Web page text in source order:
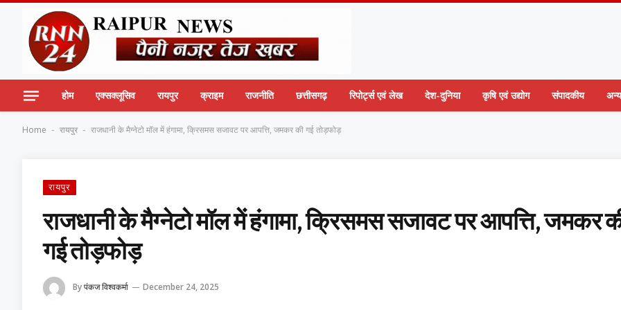
होम एक्सक्लूसिव रायपुर क्राइम राजनीति छत्तीसगढ़ रिपोर्ट्स एवं लेख देश-दुनिया कृषि एवं उद्योग संपादकीय अन्य
Home - रायपुर - राजधानी के मैग्नेटो मॉल में हंगामा, क्रिसमस सजावट पर आपत्ति, जमकर की गई तोड़फोड़
रायपुर
राजधानी के मैग्नेटो मॉल में हंगामा, क्रिसमस सजावट पर आपत्ति, जमकर
गई तोड़फोड़
Byपंकज विश्वकर्मा December 24, 2025